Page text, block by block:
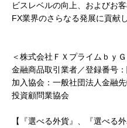
ビスレベルの向上、およびお
FX業界のさらなる発展に貢献
＜株式会社ＦＸプライムｂｙ
金融商品取引業者／登録番号
加入協会：一般社団法人金融
投資顧問業協会
【『選べる外貨』、『選べる